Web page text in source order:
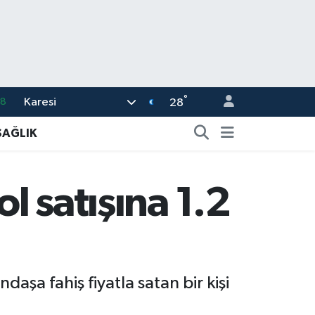
Karesi 28°
satışına 1.2
fahiş fiyatla satan bir kişi